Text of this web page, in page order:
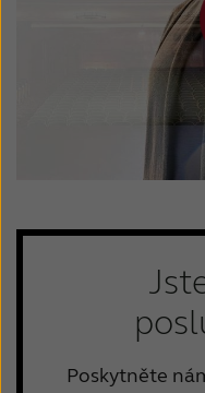
Poskytněte